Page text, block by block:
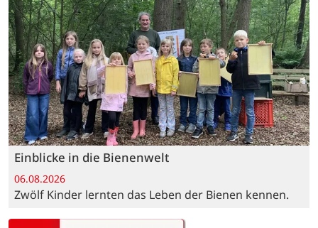
Einblicke in die Bienenwelt
06.08.2026
Zwölf Kinder lernten das Leben der Bienen kennen.